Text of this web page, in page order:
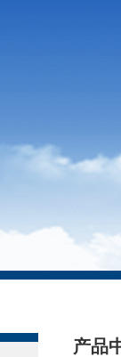
产品